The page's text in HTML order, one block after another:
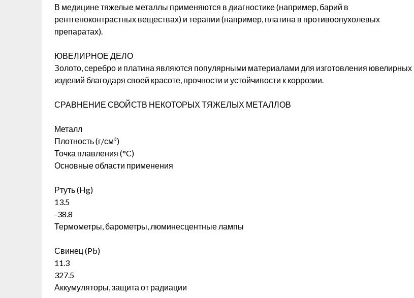
В медицине тяжелые металлы применяются в диагностике (например, барий в
рентгеноконтрастных веществах) и терапии (например, платина в противоопухолевых
препаратах).
ЮВЕЛИРНОЕ ДЕЛО
Золото, серебро и платина являются популярными материалами для изготовления ювелирных
изделий благодаря своей красоте, прочности и устойчивости к коррозии.
СРАВНЕНИЕ СВОЙСТВ НЕКОТОРЫХ ТЯЖЕЛЫХ МЕТАЛЛОВ
Металл
Плотность (г/см³)
Точка плавления (°C)
Основные области применения
Ртуть (Hg)
13.5
-38.8
Термометры, барометры, люминесцентные лампы
Свинец (Pb)
11.3
327.5
Аккумуляторы, защита от радиации